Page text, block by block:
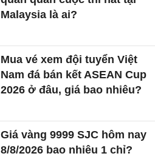
Malaysia là ai?
Mua vé xem đội tuyển Việt
Nam đá bán kết ASEAN Cup
2026 ở đâu, giá bao nhiêu?
Giá vàng 9999 SJC hôm nay
8/8/2026 bao nhiêu 1 chỉ?